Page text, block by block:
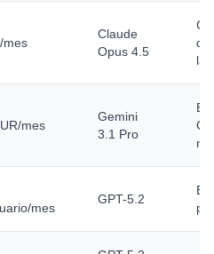
mes
Claude
Opus 4.5
mes
Gemini
3.1 Pro
mes
GPT-5.2